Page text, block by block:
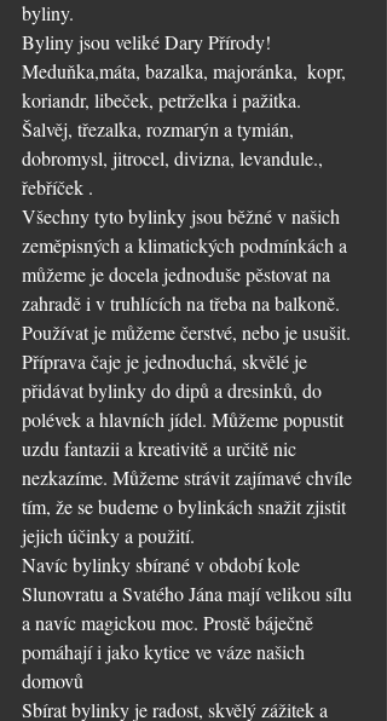
byliny.
Byliny jsou veliké Dary Přírody!
Meduňka,máta, bazalka, majoránka,  kopr,
koriandr, libeček, petrželka i pažitka.
Šalvěj, třezalka, rozmarýn a tymián,
dobromysl, jitrocel, divizna, levandule.,
řebříček .
Všechny tyto bylinky jsou běžné v našich
zeměpisných a klimatických podmínkách a
můžeme je docela jednoduše pěstovat na
zahradě i v truhlících na třeba na balkoně.
Používat je můžeme čerstvé, nebo je usušit.
Příprava čaje je jednoduchá, skvělé je
přidávat bylinky do dipů a dresinků, do
polévek a hlavních jídel. Můžeme popustit
uzdu fantazii a kreativitě a určitě nic
nezkazíme. Můžeme strávit zajímavé chvíle
tím, že se budeme o bylinkách snažit zjistit
jejich účinky a použití.
Navíc bylinky sbírané v období kole
Slunovratu a Svatého Jána mají velikou sílu
a navíc magickou moc. Prostě báječně
pomáhají i jako kytice ve váze našich
domovů
Sbírat bylinky je radost, skvělý zážitek a